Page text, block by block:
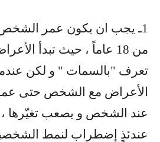
1ـ يجب ان يكون عمر
من 18 عاماً ، حيث تبدأ
تعرف "بالسمات " و لكن
عند الشخص و يصعب تغيّرها ،
عندئذٍ إضطراب لنمط